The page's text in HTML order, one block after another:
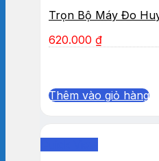
Trọn Bộ Máy Đo
620.000 ₫
Thêm vào giỏ hàng